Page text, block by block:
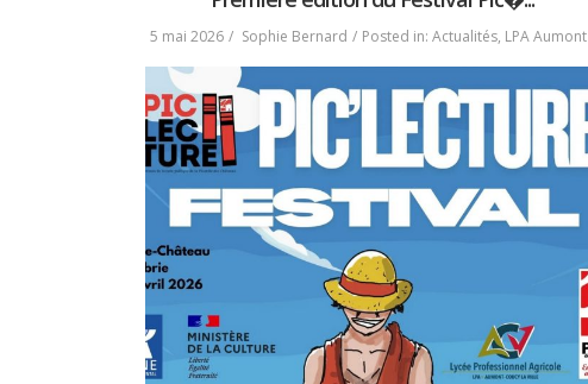
2026
2026
5 mai 2026 Sophie Bernard Posted in: Actualités, LPA Aumont